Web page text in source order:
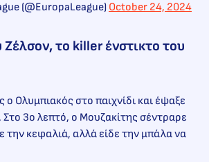
(@EuropaLeague) October 24, 2024
Ζέλσον, το killer ένστικτο του
Ολυμπιακός στο παιχνίδι και έψαξε
3ο λεπτό, ο Μουζακίτης σέντραρε
την κεφαλιά, αλλά είδε την μπάλα να